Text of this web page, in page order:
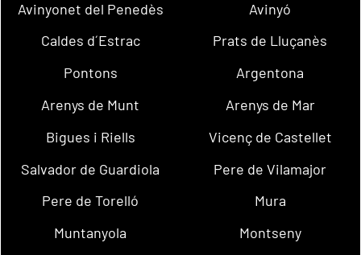
Avinyonet del Penedès
Avinyó
Caldes d´Estrac
Prats de Lluçanès
Pontons
Argentona
Arenys de Munt
Arenys de Mar
Bigues i Riells
Vicenç de Castellet
Salvador de Guardiola
Pere de Vilamajor
Pere de Torelló
Mura
Muntanyola
Montseny